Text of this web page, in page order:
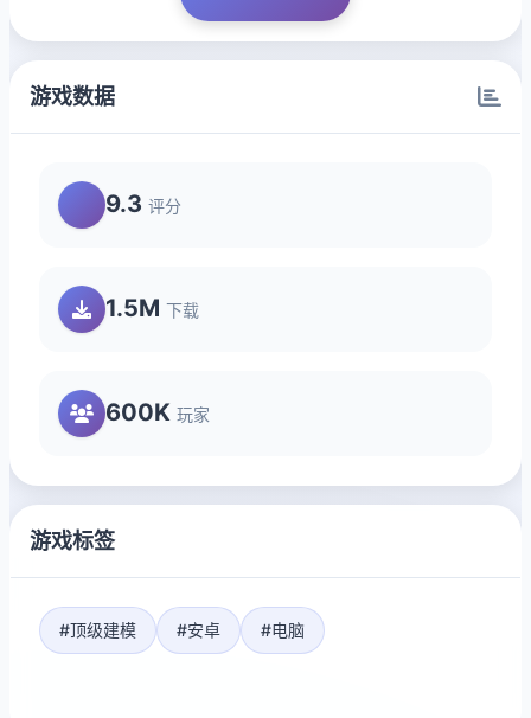
游戏数据
9.3 评分
1.5M 下载
600K 玩家
游戏标签
#顶级建模 #安卓 #电脑